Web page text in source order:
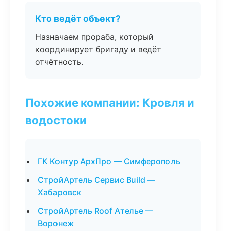
Кто ведёт объект?
Назначаем прораба, который
координирует бригаду и ведёт
отчётность.
Похожие компании: Кровля и
водостоки
ГК Контур АрхПро — Симферополь
СтройАртель Сервис Build —
Хабаровск
СтройАртель Roof Ателье —
Воронеж